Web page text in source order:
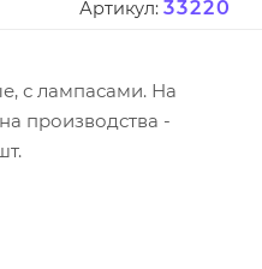
Артикул: 33220
с лампасами. На
производства -